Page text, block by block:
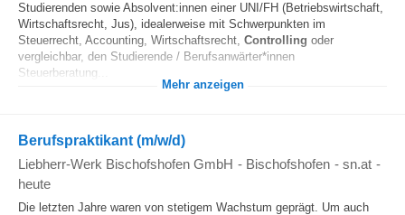
Studierenden sowie Absolvent:innen einer UNI/FH (Betriebswirtschaft,
Wirtschaftsrecht, Jus), idealerweise mit Schwerpunkten im
Steuerrecht, Accounting, Wirtschaftsrecht, Controlling oder
vergleichbar, den Studierende / Berufsanwärter*innen
Steuerberatung...
Mehr anzeigen
Berufspraktikant (m/w/d)
Liebherr-Werk Bischofshofen GmbH - Bischofshofen - sn.at -
heute
Die letzten Jahre waren von stetigem Wachstum geprägt. Um auch